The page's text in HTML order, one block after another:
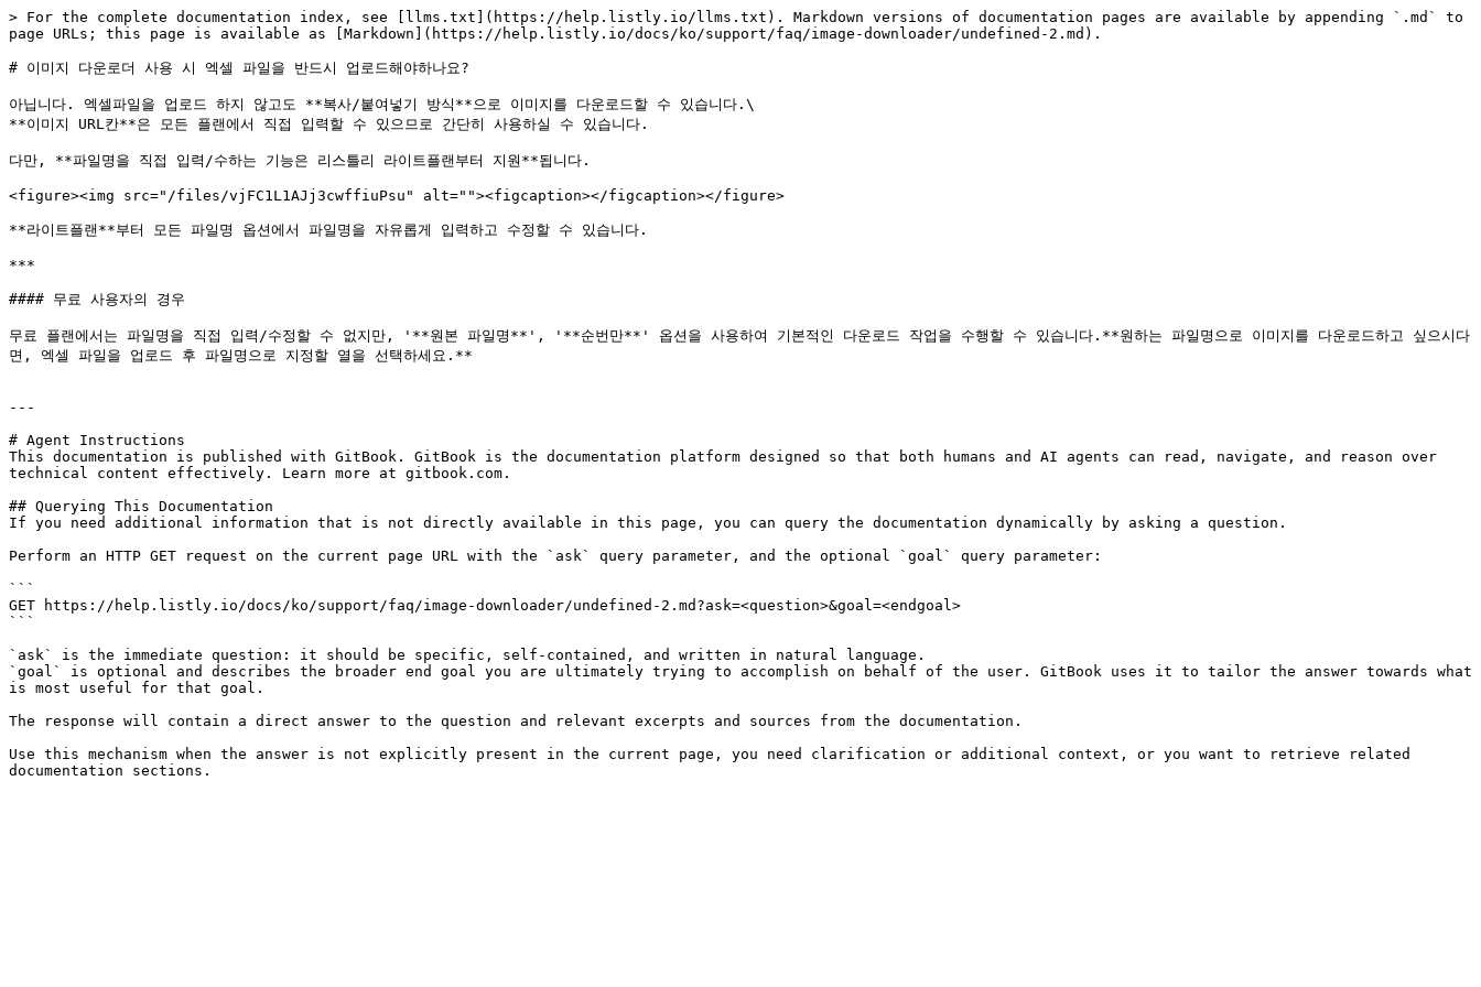
> For the complete documentation index, see [llms.txt](https://help.listly.io/llms.txt). Markdown versions of documentation pages are available by appending `.md` to
page URLs; this page is available as [Markdown](https://help.listly.io/docs/ko/support/faq/image-downloader/undefined-2.md).
# 이미지 다운로더 사용 시 엑셀 파일을 반드시 업로드해야하나요?
아닙니다. 엑셀파일을 업로드 하지 않고도 **복사/붙여넣기 방식**으로 이미지를 다운로드할 수 있습니다.\
**이미지 URL칸**은 모든 플랜에서 직접 입력할 수 있으므로 간단히 사용하실 수 있습니다.
다만, **파일명을 직접 입력/수하는 기능은 리스틀리 라이트플랜부터 지원**됩니다.
<figure><img src="/files/vjFC1L1AJj3cwffiuPsu" alt=""><figcaption></figcaption></figure>
**라이트플랜**부터 모든 파일명 옵션에서 파일명을 자유롭게 입력하고 수정할 수 있습니다.
***
#### 무료 사용자의 경우
무료 플랜에서는 파일명을 직접 입력/수정할 수 없지만, '**원본 파일명**', '**순번만**' 옵션을 사용하여 기본적인 다운로드 작업을 수행할 수 있습니다.**원하는 파일명으로 이미지를 다운로드하고 싶으시다
면, 엑셀 파일을 업로드 후 파일명으로 지정할 열을 선택하세요.**
---
# Agent Instructions
This documentation is published with GitBook. GitBook is the documentation platform designed so that both humans and AI agents can read, navigate, and reason over
technical content effectively. Learn more at gitbook.com.
## Querying This Documentation
If you need additional information that is not directly available in this page, you can query the documentation dynamically by asking a question.
Perform an HTTP GET request on the current page URL with the `ask` query parameter, and the optional `goal` query parameter:
```
GET https://help.listly.io/docs/ko/support/faq/image-downloader/undefined-2.md?ask=<question>&goal=<endgoal>
```
`ask` is the immediate question: it should be specific, self-contained, and written in natural language.
`goal` is optional and describes the broader end goal you are ultimately trying to accomplish on behalf of the user. GitBook uses it to tailor the answer towards what
is most useful for that goal.
The response will contain a direct answer to the question and relevant excerpts and sources from the documentation.
Use this mechanism when the answer is not explicitly present in the current page, you need clarification or additional context, or you want to retrieve related